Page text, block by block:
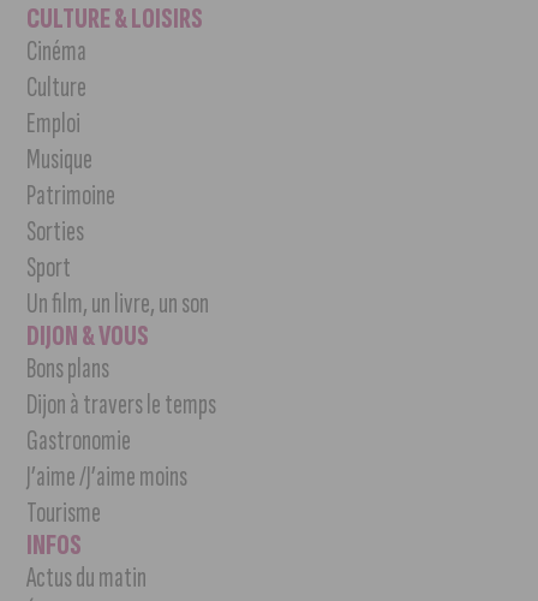
CULTURE & LOISIRS
Cinéma
Culture
Emploi
Musique
Patrimoine
Sorties
Sport
Un film, un livre, un son
DIJON & VOUS
Bons plans
Dijon à travers le temps
Gastronomie
J’aime /J’aime moins
Tourisme
INFOS
Actus du matin